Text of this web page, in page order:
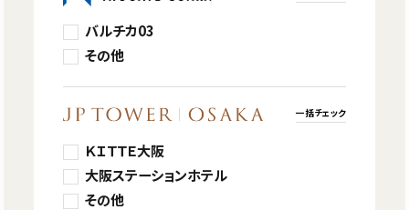
バルチカ03
その他
一括チェック
ＫＩＴＴＥ大阪
大阪ステーションホテル
その他